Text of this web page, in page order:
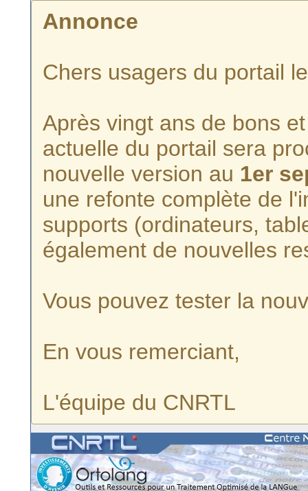
Annonce
Chers usagers du portail
Après vingt ans de bons
actuelle du portail sera
nouvelle version au 1er
une refonte complète de
supports (ordinateurs,
également de nouvelles
Vous pouvez tester la
En vous remerciant,
L'équipe du CNRTL